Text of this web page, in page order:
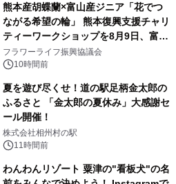
熊本産胡蝶蘭×富山産ジニア「花でつ
ながる希望の輪」 熊本復興支援チャリ
ティーワークショップを8月9日、富
山・射水で開催
フラワーライフ振興協議会
10時間前
夏を遊び尽くせ！道の駅足柄金太郎の
ふるさと 「金太郎の夏休み」大感謝セ
ール開催！
株式会社相州村の駅
11時間前
わんわんリゾート 粟津の"看板犬"の名